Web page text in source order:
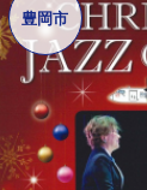
豊岡市